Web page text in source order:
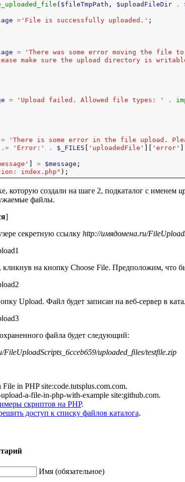
( $fileTmpPath , $uploadFileDir .
='File is successfully uploaded.' ;
=
'There was some error moving the file
make sure the upload directory is
= 'Upload failed. Allowed file types: ' .
= 'There is some error in the file upload.
.= 'Error:' . $_FILES 'uploadedFile' 'error'
= $message ;
index.php"
которую создали на шаге 2, подкаталог с именем
файлы.
]
секретную ссылку http://имядомена.ru/
на кнопку Choose File. Предположим, что
Upload. Файл будет записан на веб-сервер в
файла будет следующий:
uploaded_files/testfile.zip
in PHP site:code.tutsplus.com.com.
a-file-in-php-with-example site:github.com.
скриптов на PHP.
доступ к списку файлов каталога.
Имя (обязательное)